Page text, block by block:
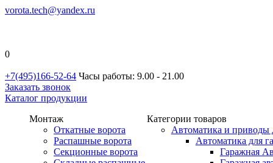
vorota.tech@yandex.ru
0
+7(495)166-52-64 Часы работы: 9.00 - 21.00
Заказать звонок
Каталог продукции
Монтаж
Откатные ворота
Распашные ворота
Секционные ворота
Категории товаров
Автоматика и приводы
Автоматика для
Гаражная